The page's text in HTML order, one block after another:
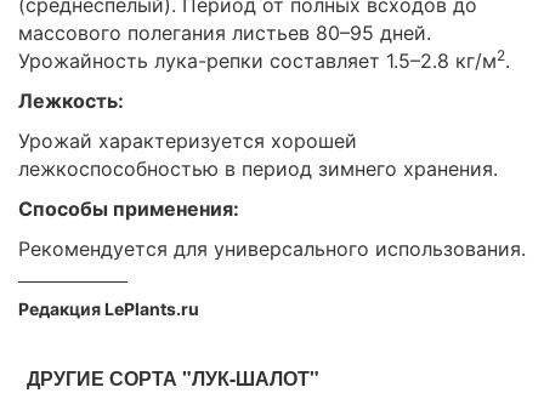
(среднеспелый). Период от полных всходов до
массового полегания листьев 80–95 дней.
Урожайность лука-репки составляет 1.5–2.8 кг/м2.
Лежкость:
Урожай характеризуется хорошей
лежкоспособностью в период зимнего хранения.
Способы применения:
Рекомендуется для универсального использования.
Редакция LePlants.ru
ДРУГИЕ СОРТА "ЛУК-ШАЛОТ"